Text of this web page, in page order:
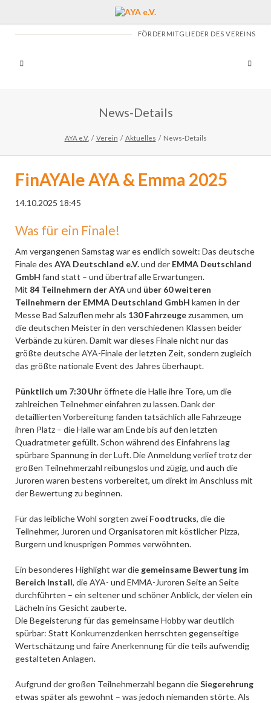
FÖRDERMITGLIEDER DES VEREINS
News-Details
AYA e.V. Verein Aktuelles News-Details
FinAYAle AYA & Emma 2025
14.10.2025 18:45
Was für ein Finale!
Am vergangenen Samstag war es endlich soweit: Das deutsche
Finale des AYA Deutschland e.V.und der EMMA Deutschland
GmbH fand statt – und übertraf alle Erwartungen.
Mit 84 Teilnehmern der AYAund über 60 weiteren
Teilnehmern der EMMA Deutschland GmbH kamen in der
Messe Bad Salzuflen mehr als 130 Fahrzeugezusammen, um
die deutschen Meister in den verschiedenen Klassen beider
Verbände zu küren. Damit war dieses Finale nicht nur das
größte deutsche AYA-Finale der letzten Zeit, sondern zugleich
das größte nationale Event des Jahres überhaupt.
Pünktlich um 7:30 Uhröffnete die Halle ihre Tore, um die
zahlreichen Teilnehmer einfahren zu lassen. Dank der
detaillierten Vorbereitung fanden tatsächlich alle Fahrzeuge
ihren Platz – die Halle war am Ende bis auf den letzten
Quadratmeter gefüllt. Schon während des Einfahrens lag
spürbare Spannung in der Luft. Die Anmeldung verlief trotz der
großen Teilnehmerzahl reibungslos und zügig, und auch die
Juroren waren bestens vorbereitet, um direkt im Anschluss mit
der Bewertung zu beginnen.
Für das leibliche Wohl sorgten zwei Foodtrucks, die die
Teilnehmer, Juroren und Organisatoren mit köstlicher Pizza,
Burgern und knusprigen Pommes verwöhnten.
Ein besonderes Highlight war die gemeinsame Bewertung im
Bereich Install, die AYA- und EMMA-Juroren Seite an Seite
durchführten – ein seltener und schöner Anblick, der vielen ein
Lächeln ins Gesicht zauberte.
Die Begeisterung für das gemeinsame Hobby war deutlich
spürbar: Statt Konkurrenzdenken herrschten gegenseitige
Wertschätzung und faire Anerkennung für die teils aufwendig
gestalteten Anlagen.
Aufgrund der großen Teilnehmerzahl begann dieSiegerehrung
etwas später als gewohnt – was jedoch niemanden störte. Als